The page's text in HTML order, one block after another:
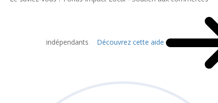
indépendants Découvrez cette aide